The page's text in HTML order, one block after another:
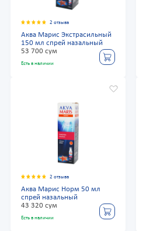
2 отзыва
Аква Марис Экстрасильный
150 мл спрей назальный
53 700 сум
Есть в наличии
2 отзыва
Аква Марис Норм 50 мл
спрей назальный
43 320 сум
Есть в наличии